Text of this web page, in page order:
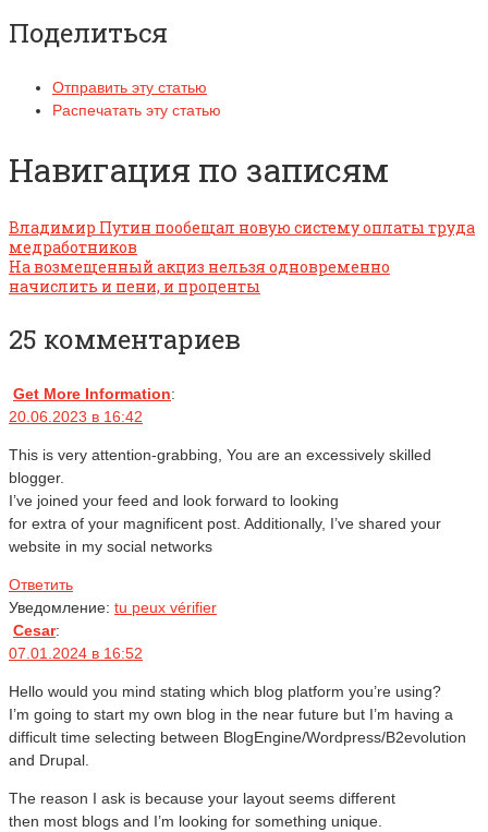
Поделиться
Отправить эту статью
Распечатать эту статью
Навигация по записям
Владимир Путин пообещал новую систему оплаты труда
медработников
На возмещенный акциз нельзя одновременно
начислить и пени, и проценты
25 комментариев
Get More Information:
20.06.2023 в 16:42
This is very attention-grabbing, You are an excessively skilled
blogger.
I’ve joined your feed and look forward to looking
for extra of your magnificent post. Additionally, I’ve shared your
website in my social networks
Ответить
Уведомление: tu peux vérifier
Cesar:
07.01.2024 в 16:52
Hello would you mind stating which blog platform you’re using?
I’m going to start my own blog in the near future but I’m having a
difficult time selecting between BlogEngine/Wordpress/B2evolution
and Drupal.
The reason I ask is because your layout seems different
then most blogs and I’m looking for something unique.